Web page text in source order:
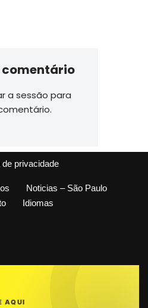
comentário
a sessão para
de privacidade
Noticias – São Paulo
Idiomas
AQUI